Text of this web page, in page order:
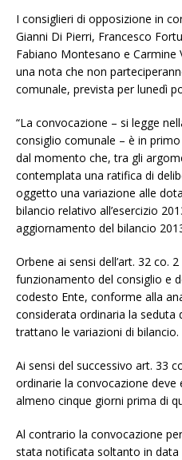
I consiglieri di opposizione in
Gianni Di Pierri, Francesco
Fabiano Montesano e
una nota che non
comunale, prevista per lunedì
“La convocazione – si legge
consiglio comunale – è in
dal momento che, tra gli
contemplata una ratifica di
oggetto una variazione alle
bilancio relativo all’esercizio
aggiornamento del bilancio
Orbene ai sensi dell’art. 32 co.
funzionamento del consiglio e
codesto Ente, conforme alla
considerata ordinaria la seduta
trattano le variazioni di bilancio.
Ai sensi del successivo art. 33
ordinarie la convocazione
almeno cinque giorni prima di
Al contrario la convocazione
stata notificata soltanto in